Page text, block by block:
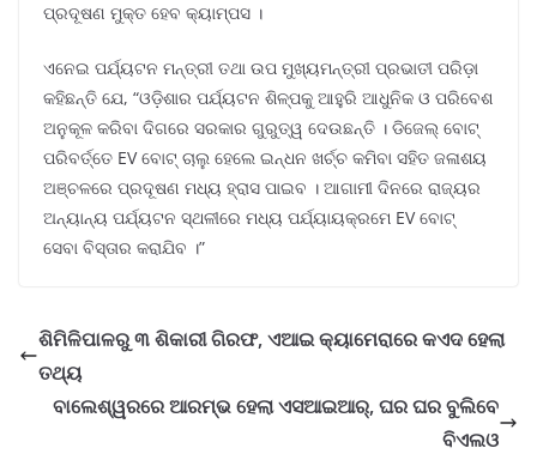
ପ୍ରଦୂଷଣ ମୁକ୍ତ ହେବ କ୍ୟାମ୍ପସ ।
ଏନେଇ ପର୍ଯ୍ୟଟନ ମନ୍ତ୍ରୀ ତଥା ଉପ ମୁଖ୍ୟମନ୍ତ୍ରୀ ପ୍ରଭାତୀ ପରିଡ଼ା
କହିଛନ୍ତି ଯେ, “ଓଡ଼ିଶାର ପର୍ଯ୍ୟଟନ ଶିଳ୍ପକୁ ଆହୁରି ଆଧୁନିକ ଓ ପରିବେଶ
ଅନୁକୂଳ କରିବା ଦିଗରେ ସରକାର ଗୁରୁତ୍ୱ ଦେଉଛନ୍ତି । ଡିଜେଲ୍ ବୋଟ୍
ପରିବର୍ତ୍ତେ EV ବୋଟ୍ ଚାଲୁ ହେଲେ ଇନ୍ଧନ ଖର୍ଚ୍ଚ କମିବା ସହିତ ଜଳାଶୟ
ଅଞ୍ଚଳରେ ପ୍ରଦୂଷଣ ମଧ୍ୟ ହ୍ରାସ ପାଇବ । ଆଗାମୀ ଦିନରେ ରାଜ୍ୟର
ଅନ୍ୟାନ୍ୟ ପର୍ଯ୍ୟଟନ ସ୍ଥଳୀରେ ମଧ୍ୟ ପର୍ଯ୍ୟାୟକ୍ରମେ EV ବୋଟ୍
ସେବା ବିସ୍ତାର କରାଯିବ ।”
ଶିମିଳିପାଳରୁ ୩ ଶିକାରୀ ଗିରଫ, ଏଆଇ କ୍ୟାମେରାରେ କଏଦ ହେଲା
ତଥ୍ୟ
ବାଲେଶ୍ୱରରେ ଆରମ୍ଭ ହେଲା ଏସଆଇଆର୍, ଘର ଘର ବୁଲିବେ
ବିଏଲଓ